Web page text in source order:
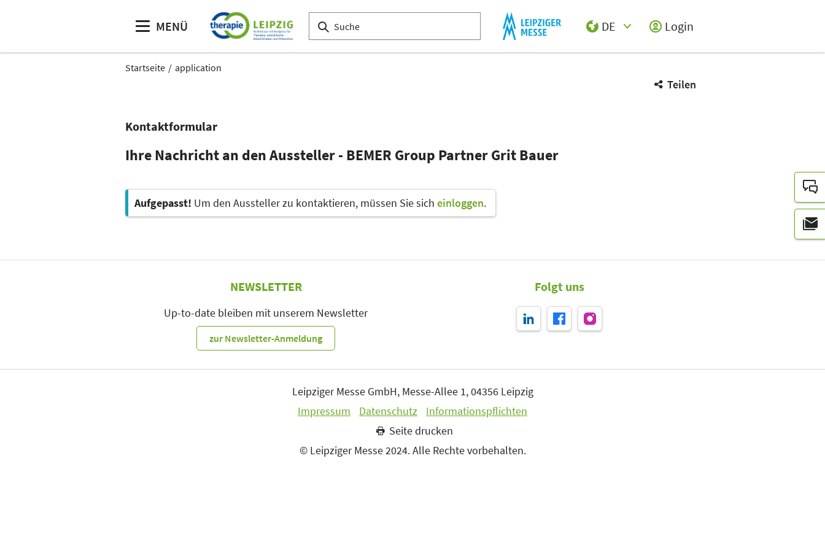
MENÜ
DE
Login
Startseite application
Teilen
Kontaktformular
Ihre Nachricht an den Aussteller - BEMER Group Partner Grit Bauer
Aufgepasst! Um den Aussteller zu kontaktieren, müssen Sie sich einloggen.
NEWSLETTER
Up-to-date bleiben mit unserem Newsletter
zur Newsletter-Anmeldung
Folgt uns
Leipziger Messe GmbH, Messe-Allee 1, 04356 Leipzig
Impressum
Datenschutz
Informationspflichten
Seite drucken
© Leipziger Messe 2024. Alle Rechte vorbehalten.